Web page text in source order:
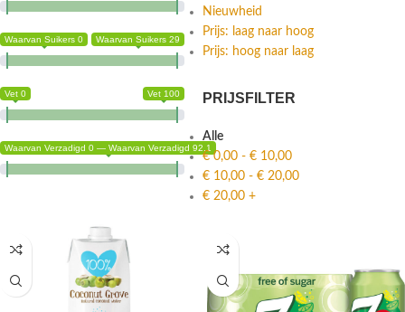
Waarvan Suikers 0 Waarvan Suikers 29
Vet 0 Vet 100
Waarvan Verzadigd 0 — Waarvan Verzadigd 92.1
Nieuwheid
Prijs: laag naar hoog
Prijs: hoog naar laag
PRIJSFILTER
Alle
€0,00 - € 10,00
€ 10,00 - € 20,00
€ 20,00 +